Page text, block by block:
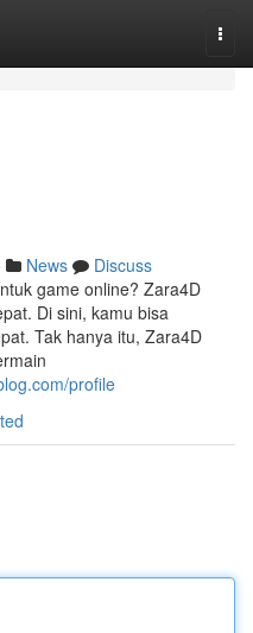
News
Discuss
game online? Zara4D
Di sini, kamu bisa
Tak hanya itu, Zara4D
profile